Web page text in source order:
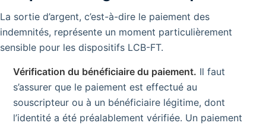
La sortie d’argent, c’est-à-dire le paiement des
indemnités, représente un moment particulièrement
sensible pour les dispositifs LCB-FT.
Vérification du bénéficiaire du paiement. Il faut
s’assurer que le paiement est effectué au
souscripteur ou à un bénéficiaire légitime, dont
l’identité a été préalablement vérifiée. Un paiement